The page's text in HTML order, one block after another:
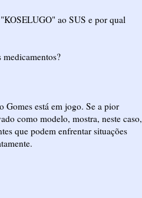
ao SUS e por qual
medicamentos?
Gomes está em jogo. Se a pior
como modelo, mostra, neste caso,
que podem enfrentar situações